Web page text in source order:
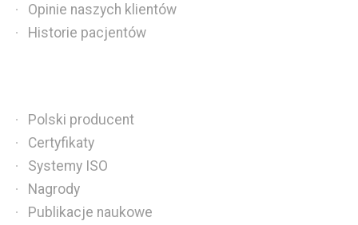
Opinie naszych klientów
Historie pacjentów
Polski producent
Certyfikaty
Systemy ISO
Nagrody
Publikacje naukowe